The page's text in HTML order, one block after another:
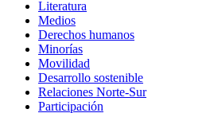
Literatura
Medios
Derechos humanos
Minorías
Movilidad
Desarrollo sostenible
Relaciones Norte-Sur
Participación